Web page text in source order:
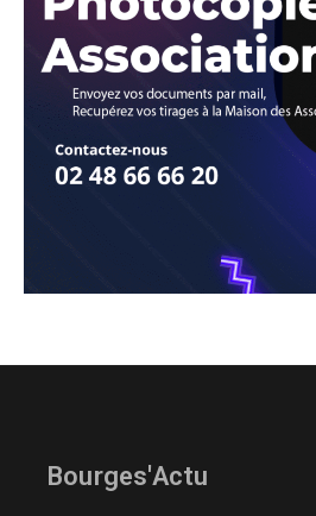
Bourges'Actu